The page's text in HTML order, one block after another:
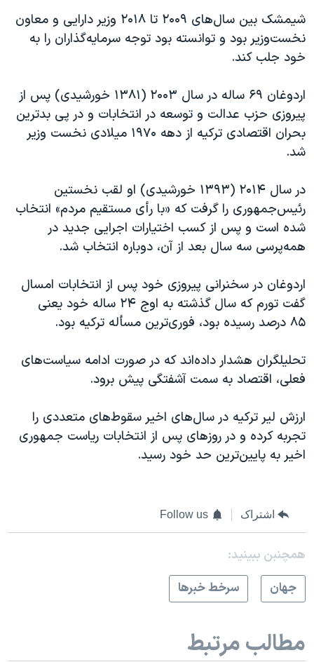
شیمشک بین سال‌های ۲۰۰۹ تا ۲۰۱۸ وزیر دارایی و معاون
نخست‌وزیر بود و توانسته بود توجه سرمایه‌گذاران را به
خود جلب کند.
اردوغان ۶۹ ساله در سال ۲۰۰۳ (۱۳۸۱
خورشیدی) پس از
پیروزی حزب عدالت و توسعه در انتخابات و در پی بدترین
بحران اقتصادی ترکیه از دهه ۱۹۷۰ میلادی نخست وزیر
شد.
در سال ۲۰۱۴ (۱۳۹۳
خورشیدی) او لقب نخستین
رئیس‌جمهوری را گرفت که «با رأی مستقیم مردم» انتخاب
شده است و پس از کسب اختیارات اجرایی جدید در
همه‌پرسی سه سال بعد از آن، دوباره انتخاب شد.
اردوغان در سخنرانی پیروزی خود پس از انتخابات امسال
گفت تورم که سال گذشته به اوج ۲۴ ساله خود یعنی
۸۵ درصد رسیده بود، فوری‌ترین مسأله ترکیه بود.
تحلیلگران هشدار داده‌اند که در صورت ادامه سیاست‌های
فعلی، اقتصاد به سمت آشفتگی پیش برود.
ارزش لیر ترکیه در سال‌های اخیر سقوط‌های متعددی را
تجربه کرده و در روزهای پس از انتخابات ریاست جمهوری
اخیر به پایین‌ترین حد خود رسید.
اشتراک Follow us
همچنبن ببینید:
جهان
سرخط خبرها
مطالب مرتبط